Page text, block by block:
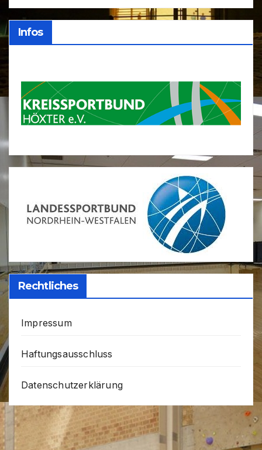
Infos
Rechtliches
Impressum
Haftungsausschluss
Datenschutzerklärung